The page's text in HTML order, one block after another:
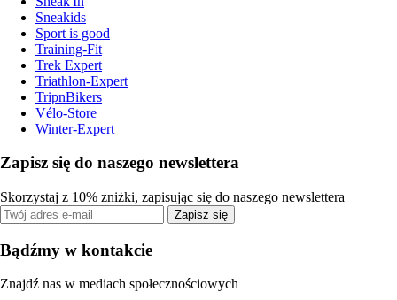
Sneakids
Sport is good
Training-Fit
Trek Expert
Triathlon-Expert
TripnBikers
Vélo-Store
Winter-Expert
Zapisz się do naszego newslettera
Skorzystaj z 10% zniżki, zapisując się do naszego newslettera
Zapisz się
Bądźmy w kontakcie
Znajdź nas w mediach społecznościowych